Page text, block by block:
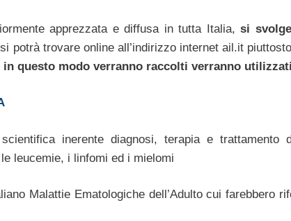
apprezzata e diffusa in tutta Italia,si
potrà trovare online all’indirizzo internet ail.it
in questo modo verranno raccolti verranno
inerente diagnosi, terapia e trattamento
leucemie, i linfomi ed i mielomi
Malattie Ematologiche dell’Adulto cui farebbero